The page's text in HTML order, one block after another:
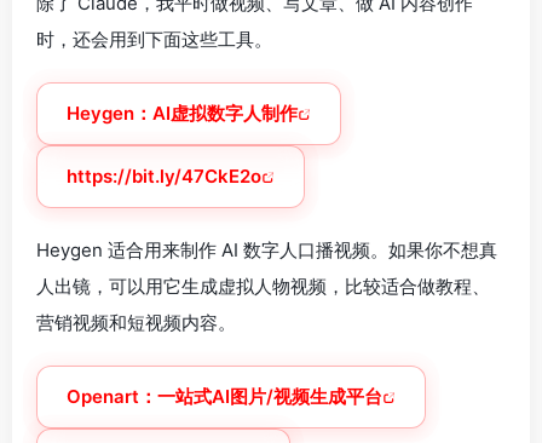
时，还会用到下面这些工具。
Heygen：AI虚拟数字人制作
https://bit.ly/47CkE2o
Heygen 适合用来制作 AI 数字人口播视频。如果你不想真
人出镜，可以用它生成虚拟人物视频，比较适合做教程、
营销视频和短视频内容。
Openart：一站式AI图片/视频生成平台